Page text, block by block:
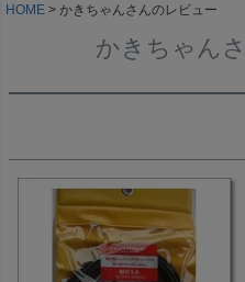
HOME かきちゃんさんのレビュー
かきちゃん